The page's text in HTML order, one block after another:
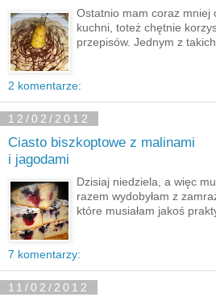
Ostatnio mam coraz mniej
kuchni, toteż chętnie
przepisów. Jednym z
2 komentarze:
12/02/2012
Ciasto biszkoptowe z malinami
i jagodami
Dzisiaj niedziela, a więc
razem wydobyłam z
które musiałam jakoś
7 komentarzy:
11/02/2012